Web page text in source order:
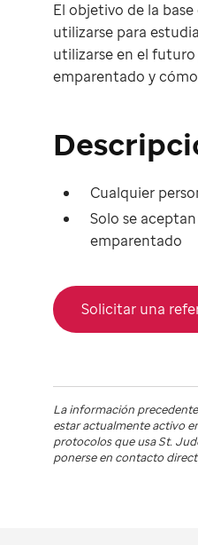
El objetivo de la
utilizarse para
utilizarse en el
emparentado y
Cualquier
Solo se
emparentado
Solicitar una
La información
estar actualmente activo
protocolos que usaSt.
ponerse en contacto